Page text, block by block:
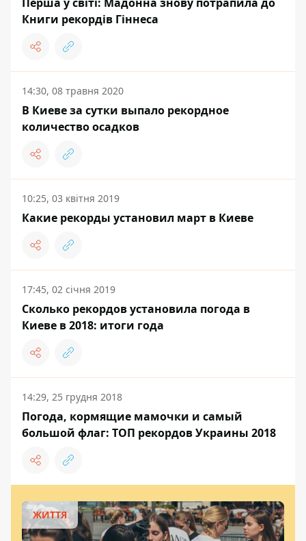
Книги рекордів Гіннеса
14:30, 08 травня 2020
В Киеве за сутки выпало рекордное
количество осадков
10:25, 03 квітня 2019
Какие рекорды установил март в Киеве
17:45, 02 січня 2019
Сколько рекордов установила погода в
Киеве в 2018: итоги года
14:29, 25 грудня 2018
Погода, кормящие мамочки и самый
большой флаг: ТОП рекордов Украины 2018
ЖИТТЯ